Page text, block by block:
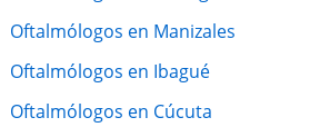
Oftalmólogos en Manizales
Oftalmólogos en Ibagué
Oftalmólogos en Cúcuta